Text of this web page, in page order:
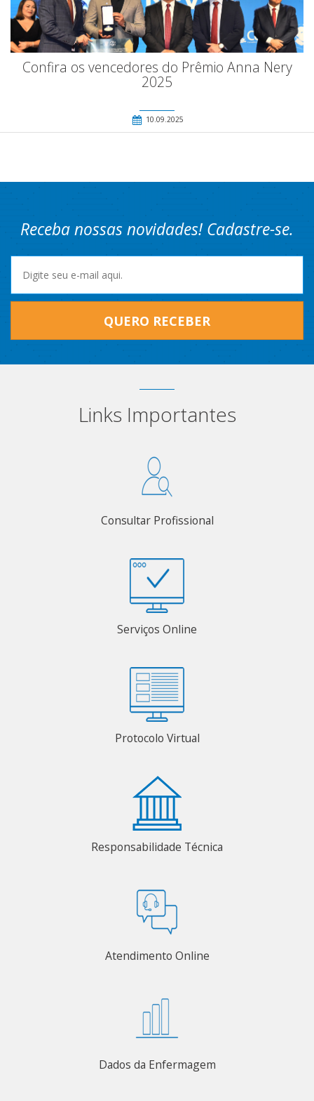
Confira os vencedores do Prêmio Anna Nery
2025
10.09.2025
Receba nossas novidades! Cadastre-se.
QUERO RECEBER
Links Importantes
Consultar Profissional
Serviços Online
Protocolo Virtual
Responsabilidade Técnica
Atendimento Online
Dados da Enfermagem